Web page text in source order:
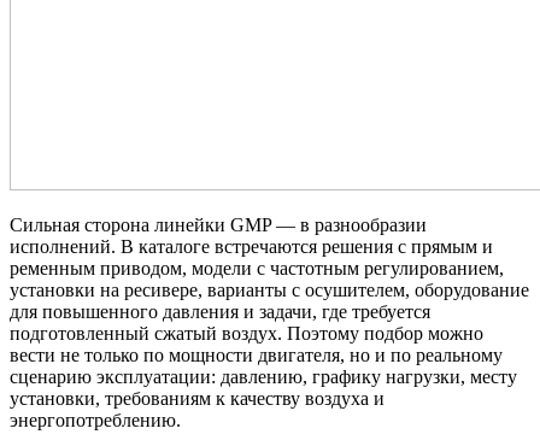
Сильная сторона линейки GMP — в разнообразии
исполнений. В каталоге встречаются решения с прямым и
ременным приводом, модели с частотным регулированием,
установки на ресивере, варианты с осушителем, оборудование
для повышенного давления и задачи, где требуется
подготовленный сжатый воздух. Поэтому подбор можно
вести не только по мощности двигателя, но и по реальному
сценарию эксплуатации: давлению, графику нагрузки, месту
установки, требованиям к качеству воздуха и
энергопотреблению.